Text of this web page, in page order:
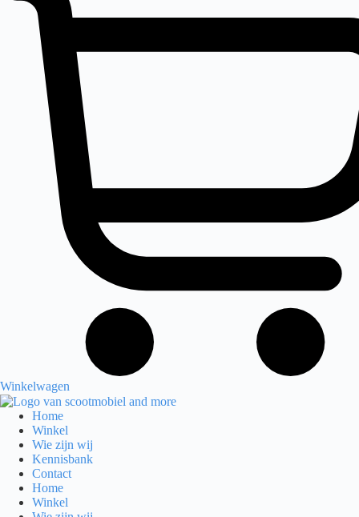
Winkelwagen
Home
Winkel
Wie zijn wij
Kennisbank
Contact
Home
Winkel